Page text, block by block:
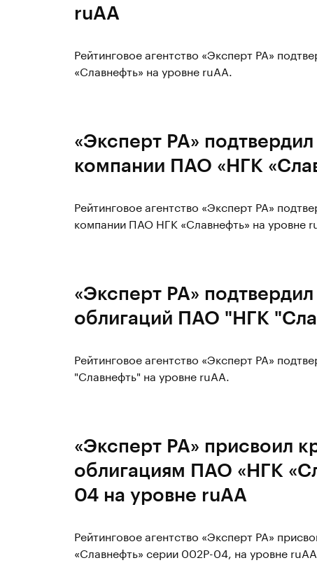
ruAA
Рейтинговое агентство «Эксперт РА»
«Славнефть» на уровне ruAA.
«Эксперт РА»
компании ПАО «НГК
Рейтинговое агентство «Эксперт РА»
компании ПАО НГК «Славнефть» на уровне
«Эксперт РА»
облигаций ПАО "НГК
Рейтинговое агентство «Эксперт РА»
"Славнефть" на уровне ruAA.
«Эксперт РА» присвоил
облигациям ПАО «НГК
04 на уровне ruAА
Рейтинговое агентство «Эксперт РА»
«Славнефть» серии 002P-04, на уровне